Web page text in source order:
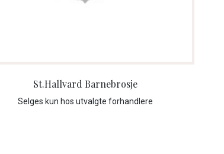
St.Hallvard Barnebrosje
Selges kun hos utvalgte forhandlere